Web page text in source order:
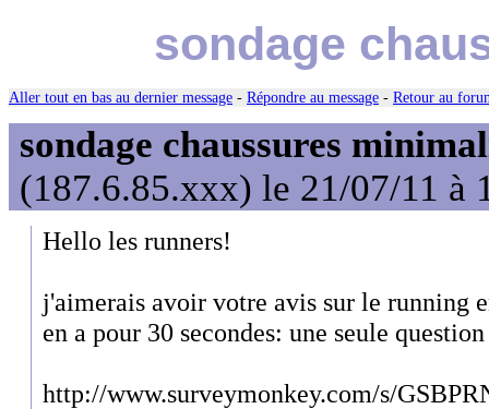
sondage
Aller tout en bas au dernier message - Répondre au message - Retour au
sondage chaussures
(187.6.85.xxx) le 21/07/11 à
Hello les runners!
j'aimerais avoir votre avis sur le running
en a pour 30 secondes: une seule
http://www.surveymonkey.com/s/